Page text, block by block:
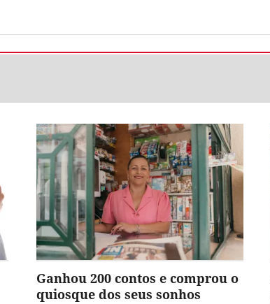
Ganhou 200 contos e comprou o
quiosque dos seus sonhos